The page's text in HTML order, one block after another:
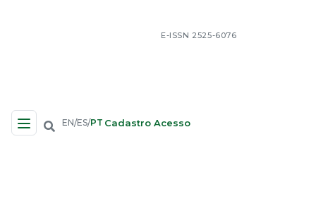
E-ISSN 2525-6076
Navegação no Site
EN/ES/PT Cadastro Acesso